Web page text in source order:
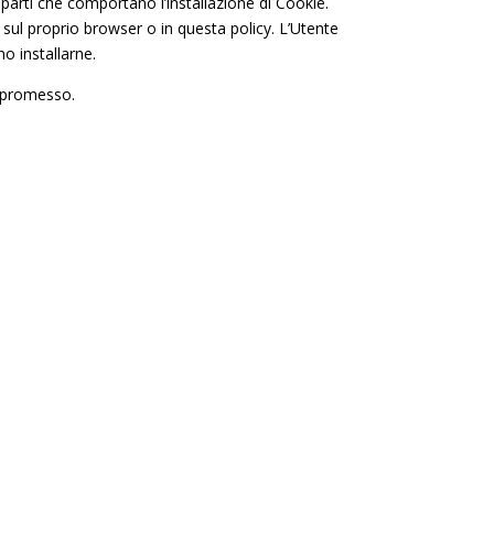
proprio browser o in questa policy. L’Utente
installarne.